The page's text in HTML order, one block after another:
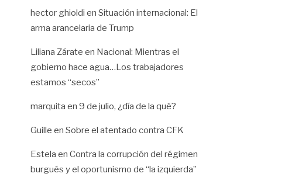
hector ghioldi en Situación internacional: El
arma arancelaria de Trump
Liliana Zárate en Nacional: Mientras el
gobierno hace agua…Los trabajadores
estamos “secos”
marquita en 9 de julio, ¿día de la qué?
Guille en Sobre el atentado contra CFK
Estela en Contra la corrupción del régimen
burgués y el oportunismo de “la izquierda”